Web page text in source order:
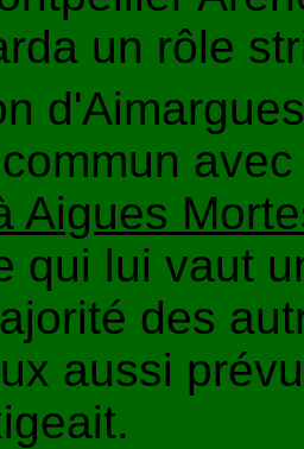
un rôle
Aigues
qui lui vaut
des
aussi